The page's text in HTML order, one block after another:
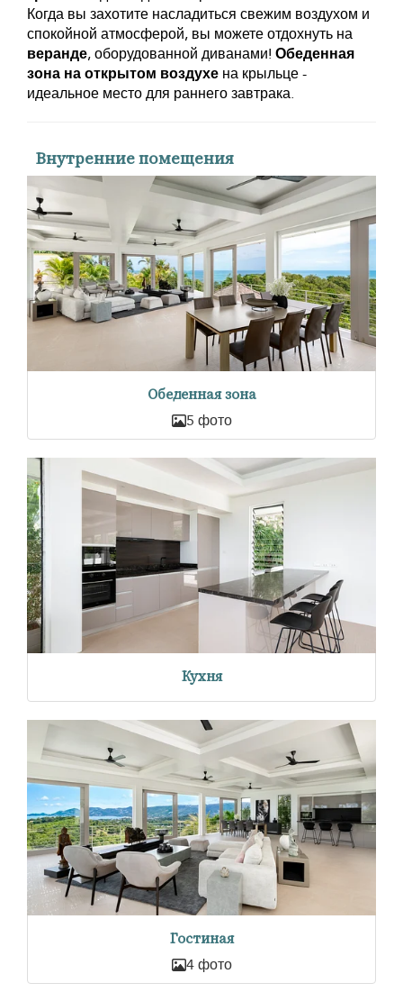
Когда вы захотите насладиться свежим воздухом и
спокойной атмосферой, вы можете отдохнуть на
веранде, оборудованной диванами! Обеденная
зона на открытом воздухе на крыльце -
идеальное место для раннего завтрака.
Внутренние помещения
Обеденная зона
5 фото
Кухня
Гостиная
4 фото